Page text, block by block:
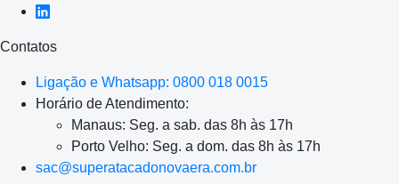
Contatos
Ligação e Whatsapp: 0800 018 0015
Horário de Atendimento:
Manaus: Seg. a sab. das 8h às 17h
Porto Velho: Seg. a dom. das 8h às 17h
sac@superatacadonovaera.com.br